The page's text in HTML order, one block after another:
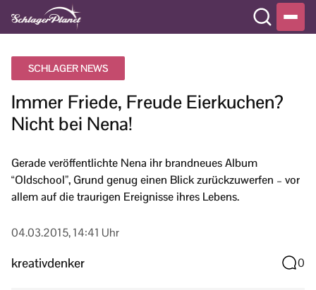
SCHLAGER NEWS
Immer Friede, Freude Eierkuchen?
Nicht bei Nena!
Gerade veröffentlichte Nena ihr brandneues Album
“Oldschool”, Grund genug einen Blick zurückzuwerfen – vor
allem auf die traurigen Ereignisse ihres Lebens.
04.03.2015, 14:41 Uhr
kreativdenker 0